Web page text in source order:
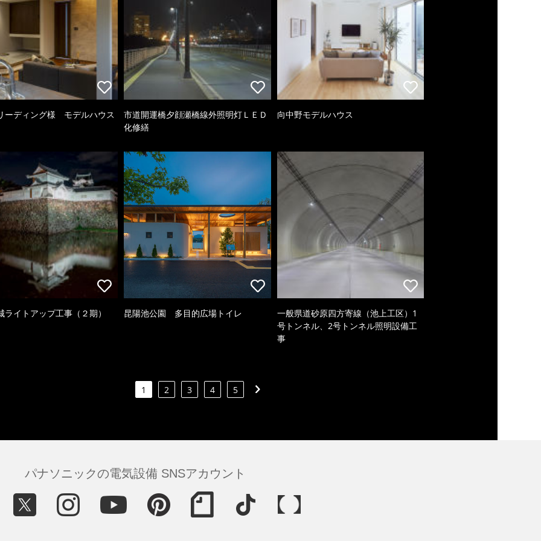
ーディング様 モデルハウス
市道開運橋夕顔瀬橋線外照明灯ＬＥＤ
化修繕
向中野モデルハウス
ライトアップ工事（２期） 昆陽池公園 多目的広場トイレ
一般県道砂原四方寄線（池上工区）1
号トンネル、2号トンネル照明設備工
事
1 2 3 4 5
パナソニックの電気設備 SNSアカウント